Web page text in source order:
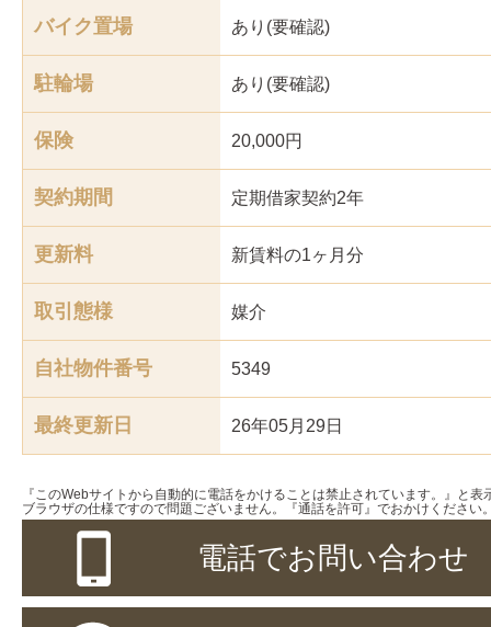
バイク置場 あり(要確認)
駐輪場 あり(要確認)
保険 20,000円
契約期間 定期借家契約2年
更新料 新賃料の1ヶ月分
取引態様 媒介
自社物件番号 5349
最終更新日 26年05月29日
『このWebサイトから自動的に電話をかけることは禁止されています。』と
ブラウザの仕様ですので問題ございません。『通話を許可』でおかけください
電話でお問い合わせ